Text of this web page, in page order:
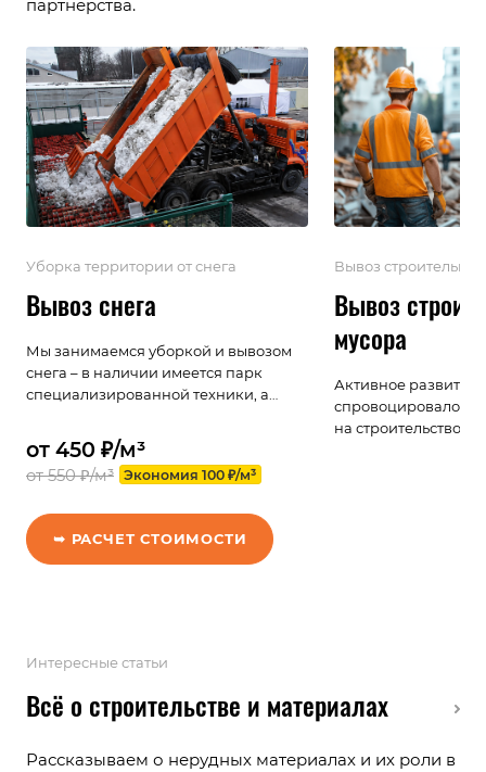
партнерства.
Уборка территории от снега
Вывоз снега
Мы занимаемся уборкой и вывозом
снега – в наличии имеется парк
специализированной техники, а
сотрудников. Вне зависимости от
типа территории (придомовые
площадки, автопарковки,
наиболее эффективный способ
очистки от снега. В каждом
конкретном случае стоимость
от 450 ₽/м³
от 550 ₽/м³ Экономия 100 ₽/м³
➥ РАСЧЕТ СТОИМОСТИ
Вывоз
Вывоз
мусора
Активное развитие
спровоцировало
на строительство и
Интересные статьи
Всё о строительстве и материалах
Рассказываем о нерудных материалах и их роли в